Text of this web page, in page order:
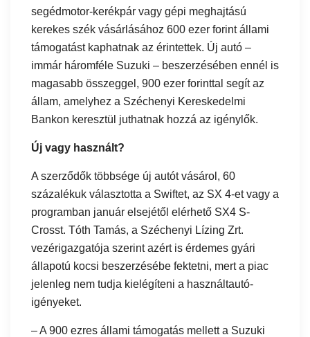
segédmotor-kerékpár vagy gépi meghajtású
kerekes szék vásárlásához 600 ezer forint állami
támogatást kaphatnak az érintettek. Új autó –
immár háromféle Suzuki – beszerzésében ennél is
magasabb összeggel, 900 ezer forinttal segít az
állam, amelyhez a Széchenyi Kereskedelmi
Bankon keresztül juthatnak hozzá az igénylők.
Új vagy használt?
A szerződők többsége új autót vásárol, 60
százalékuk választotta a Swiftet, az SX 4-et vagy a
programban január elsejétől elérhető SX4 S-
Crosst. Tóth Tamás, a Széchenyi Lízing Zrt.
vezérigazgatója szerint azért is érdemes gyári
állapotú kocsi beszerzésébe fektetni, mert a piac
jelenleg nem tudja kielégíteni a használtautó-
igényeket.
– A 900 ezres állami támogatás mellett a Suzuki